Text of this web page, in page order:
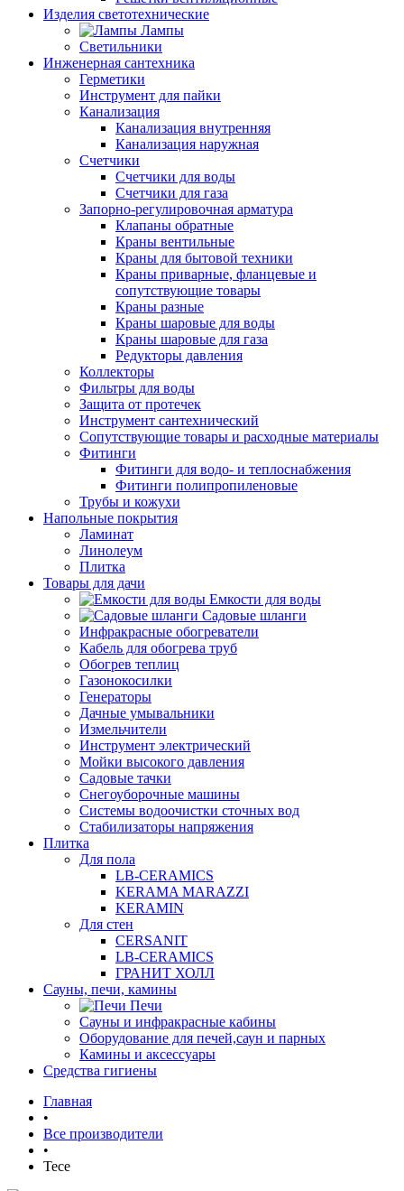
Изделия светотехнические
Лампы
Светильники
Инженерная сантехника
Герметики
Инструмент для пайки
Канализация
Канализация внутренняя
Канализация наружная
Счетчики
Счетчики для воды
Счетчики для газа
Запорно-регулировочная арматура
Клапаны обратные
Краны вентильные
Краны для бытовой техники
Краны приварные, фланцевые и
сопутствующие товары
Краны разные
Краны шаровые для воды
Краны шаровые для газа
Редукторы давления
Коллекторы
Фильтры для воды
Защита от протечек
Инструмент сантехнический
Сопутствующие товары и расходные материалы
Фитинги
Фитинги для водо- и теплоснабжения
Фитинги полипропиленовые
Трубы и кожухи
Напольные покрытия
Ламинат
Линолеум
Плитка
Товары для дачи
Емкости для воды
Садовые шланги
Инфракрасные обогреватели
Кабель для обогрева труб
Обогрев теплиц
Газонокосилки
Генераторы
Дачные умывальники
Измельчители
Инструмент электрический
Мойки высокого давления
Садовые тачки
Снегоуборочные машины
Системы водоочистки сточных вод
Стабилизаторы напряжения
Плитка
Для пола
LB-CERAMICS
KERAMA MARAZZI
KERAMIN
Для стен
CERSANIT
LB-CERAMICS
ГРАНИТ ХОЛЛ
Сауны, печи, камины
Печи
Сауны и инфракрасные кабины
Оборудование для печей,саун и парных
Камины и аксессуары
Средства гигиены
Главная
•
Все производители
•
Tece